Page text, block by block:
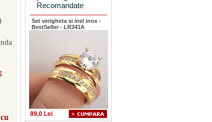
Recomandate
Set verigheta si inel inox -
BestSeller - LR341A
89,0 Lei